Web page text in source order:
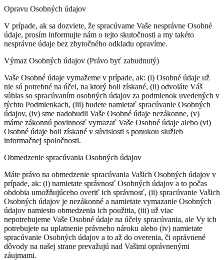
Opravu Osobných údajov
V prípade, ak sa dozviete, že spracúvame Vaše nesprávne Osobné
údaje, prosím informujte nám o tejto skutočnosti a my takéto
nesprávne údaje bez zbytočného odkladu opravíme.
Výmaz Osobných údajov (Právo byť zabudnutý)
Vaše Osobné údaje vymažeme v prípade, ak: (i) Osobné údaje už
nie sú potrebné na účel, na ktorý boli získané, (ii) odvoláte Váš
súhlas so spracúvaním osobných údajov za podmienok uvedených v
týchto Podmienkach, (iii) budete namietať spracúvanie Osobných
údajov, (iv) sme nadobudli Vaše Osobné údaje nezákonne, (v)
máme zákonnú povinnosť vymazať Vaše Osobné údaje alebo (vi)
Osobné údaje boli získané v súvislosti s ponukou služieb
informačnej spoločnosti.
Obmedzenie spracúvania Osobných údajov
Máte právo na obmedzenie spracúvania Vašich Osobných údajov v
prípade, ak: (i) namietate správnosť Osobných údajov a to počas
obdobia umožňujúceho overiť ich správnosť, (ii) spracúvanie Vašich
Osobných údajov je nezákonné a namietate vymazanie Osobných
údajov namiesto obmedzenia ich použitia, (iii) už viac
nepotrebujeme Vaše Osobné údaje na účely spracúvania, ale Vy ich
potrebujete na uplatnenie právneho nároku alebo (iv) namietate
spracúvanie Osobných údajov a to až do overenia, či oprávnené
dôvody na našej strane prevažujú nad Vašimi oprávnenými
záujmami.